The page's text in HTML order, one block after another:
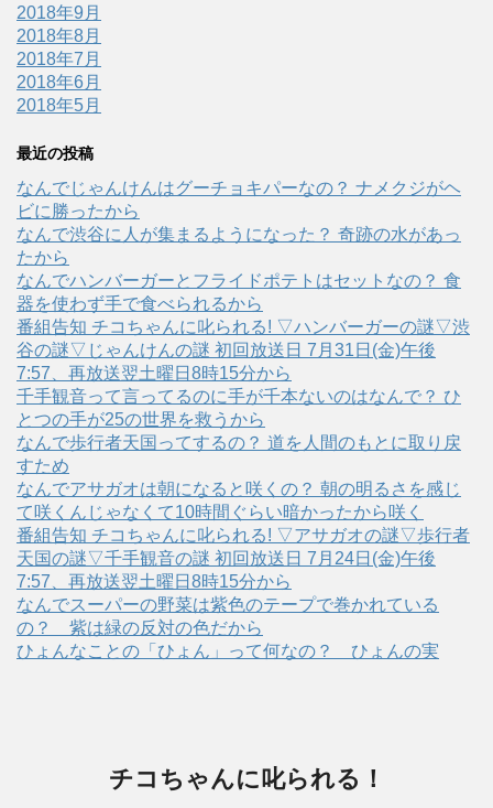
2018年9月
2018年8月
2018年7月
2018年6月
2018年5月
最近の投稿
なんでじゃんけんはグーチョキパーなの？ ナメクジがヘ
ビに勝ったから
なんで渋谷に人が集まるようになった？ 奇跡の水があっ
たから
なんでハンバーガーとフライドポテトはセットなの？ 食
器を使わず手で食べられるから
番組告知 チコちゃんに叱られる! ▽ハンバーガーの謎▽渋
谷の謎▽じゃんけんの謎 初回放送日 7月31日(金)午後
7:57、再放送翌土曜日8時15分から
千手観音って言ってるのに手が千本ないのはなんで？ ひ
とつの手が25の世界を救うから
なんで歩行者天国ってするの？ 道を人間のもとに取り戻
すため
なんでアサガオは朝になると咲くの？ 朝の明るさを感じ
て咲くんじゃなくて10時間ぐらい暗かったから咲く
番組告知 チコちゃんに叱られる! ▽アサガオの謎▽歩行者
天国の謎▽千手観音の謎 初回放送日 7月24日(金)午後
7:57、再放送翌土曜日8時15分から
なんでスーパーの野菜は紫色のテープで巻かれている
の？ 紫は緑の反対の色だから
ひょんなことの「ひょん」って何なの？ ひょんの実
チコちゃんに叱られる！